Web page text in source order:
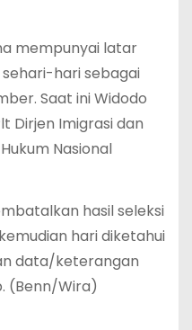
mempunyai latar
hari sebagai
Saat ini Widodo
Dirjen Imigrasi dan
Nasional
hasil seleksi
hari diketahui
data/keterangan
(Benn/Wira)